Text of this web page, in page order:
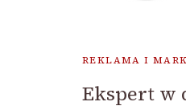
REKLAMA I
Ekspert w